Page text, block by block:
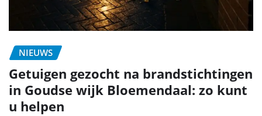
NIEUWS
Getuigen gezocht na brandstichtingen
in Goudse wijk Bloemendaal: zo kunt
u helpen